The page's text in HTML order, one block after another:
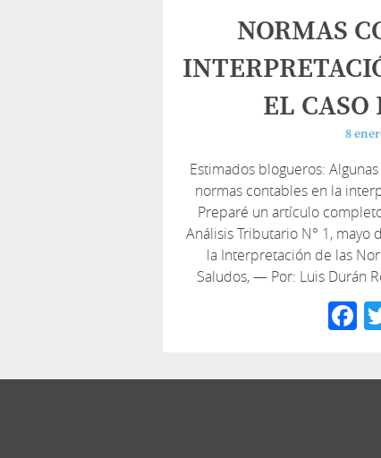
NORMAS
EL CASO
8
Estimados blogueros:
normas contables en la
Preparé un artículo
Análisis Tributario N° 1, mayo
la Interpretación de las
Saludos, — Por: Luis Durán